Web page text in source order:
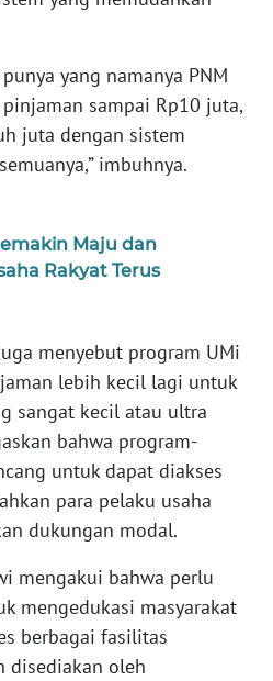
yang namanya PNM
sampai Rp10 juta,
juta dengan sistem
imbuhnya.
Maju dan
Rakyat Terus
menyebut program UMi
lebih kecil lagi untuk
sangat kecil atau ultra
bahwa program-
untuk dapat diakses
para pelaku usaha
dukungan modal.
mengakui bahwa perlu
mengedukasi masyarakat
berbagai fasilitas
disediakan oleh